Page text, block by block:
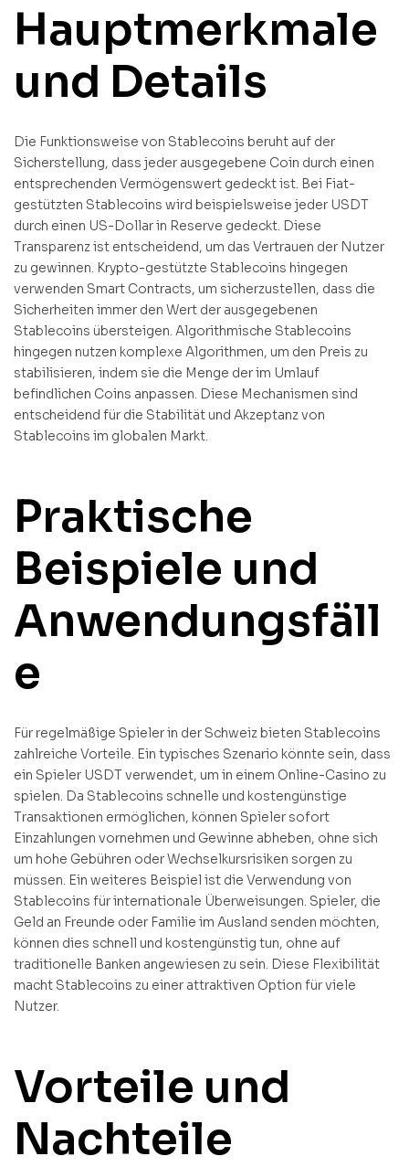
Hauptmerkmale
und Details
Die Funktionsweise von Stablecoins beruht auf der
Sicherstellung, dass jeder ausgegebene Coin durch einen
entsprechenden Vermögenswert gedeckt ist. Bei Fiat-
gestützten Stablecoins wird beispielsweise jeder USDT
durch einen US-Dollar in Reserve gedeckt. Diese
Transparenz ist entscheidend, um das Vertrauen der Nutzer
zu gewinnen. Krypto-gestützte Stablecoins hingegen
verwenden Smart Contracts, um sicherzustellen, dass die
Sicherheiten immer den Wert der ausgegebenen
Stablecoins übersteigen. Algorithmische Stablecoins
hingegen nutzen komplexe Algorithmen, um den Preis zu
stabilisieren, indem sie die Menge der im Umlauf
befindlichen Coins anpassen. Diese Mechanismen sind
entscheidend für die Stabilität und Akzeptanz von
Stablecoins im globalen Markt.
Praktische
Beispiele und
Anwendungsfäll
e
Für regelmäßige Spieler in der Schweiz bieten Stablecoins
zahlreiche Vorteile. Ein typisches Szenario könnte sein, dass
ein Spieler USDT verwendet, um in einem Online-Casino zu
spielen. Da Stablecoins schnelle und kostengünstige
Transaktionen ermöglichen, können Spieler sofort
Einzahlungen vornehmen und Gewinne abheben, ohne sich
um hohe Gebühren oder Wechselkursrisiken sorgen zu
müssen. Ein weiteres Beispiel ist die Verwendung von
Stablecoins für internationale Überweisungen. Spieler, die
Geld an Freunde oder Familie im Ausland senden möchten,
können dies schnell und kostengünstig tun, ohne auf
traditionelle Banken angewiesen zu sein. Diese Flexibilität
macht Stablecoins zu einer attraktiven Option für viele
Nutzer.
Vorteile und
Nachteile